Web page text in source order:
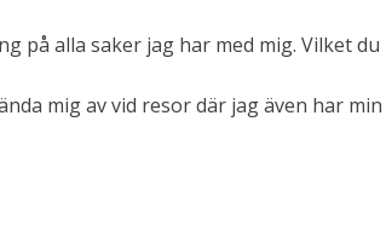
på alla saker jag har med mig. Vilket du
mig av vid resor där jag även har min